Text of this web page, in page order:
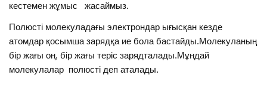
кестемен жұмыс жасаймыз.
Полюсті молекуладағы электрондар ығысқан кезде
атомдар қосымша зарядқа ие бола бастайды.Молекуланың
бір жағы оң, бір жағы теріс зарядталады.Мұндай
молекулалар полюсті деп аталады.